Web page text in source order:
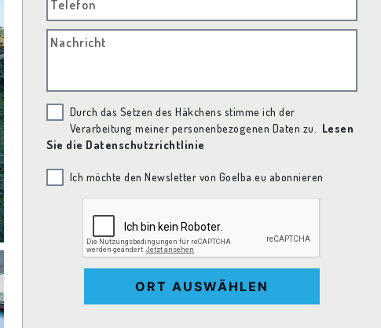
Telefon
Nachricht
Durch das Setzen des Häkchens stimme ich der
Verarbeitung meiner personenbezogenen Daten zu.
Lesen
Sie die Datenschutzrichtlinie
Ich möchte den Newsletter von Goelba.eu abonnieren
ORT AUSWÄHLEN